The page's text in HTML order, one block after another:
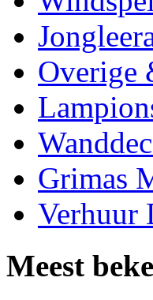
Overige
Grimas
Verhuur
Meest